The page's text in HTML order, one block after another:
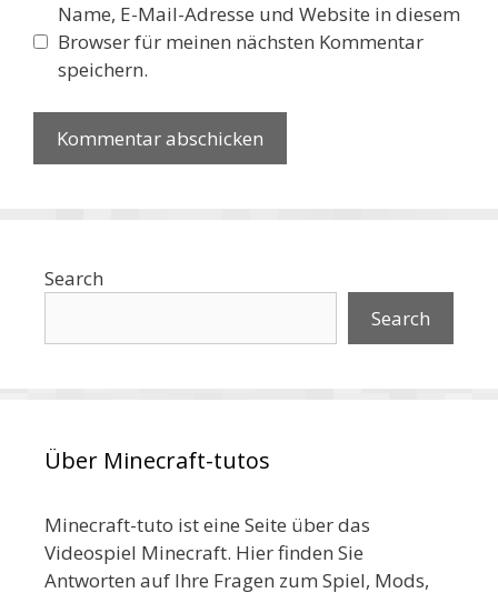
Name, E-Mail-Adresse und Website in diesem
Browser für meinen nächsten Kommentar
speichern.
Search
Search
Über Minecraft-tutos
Minecraft-tuto ist eine Seite über das
Videospiel Minecraft. Hier finden Sie
Antworten auf Ihre Fragen zum Spiel, Mods,